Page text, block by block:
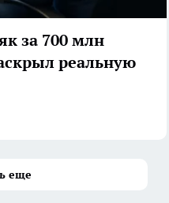
за 700 млн
реальную
еще